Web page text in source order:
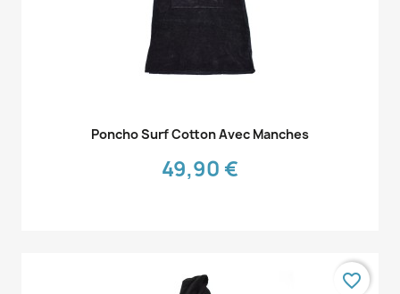
 Aperçu rapide
Poncho Surf Cotton Avec Manches
49,90 €
favorite_border